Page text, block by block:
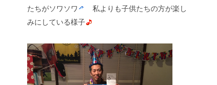
たちがソワソワ
私よりも子供たちの方が楽し
みにしている様子